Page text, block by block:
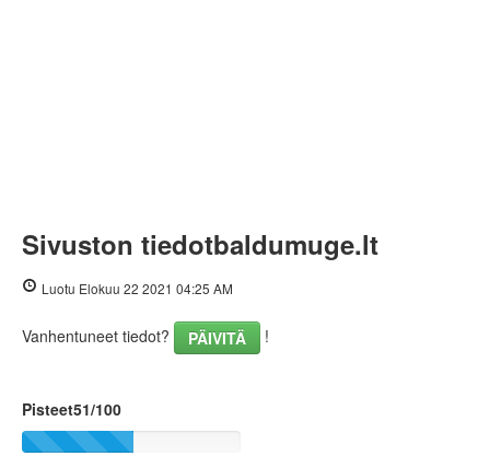
Sivuston tiedotbaldumuge.lt
Luotu Elokuu 22 2021 04:25 AM
Vanhentuneet tiedot? PÄIVITÄ !
Pisteet51/100